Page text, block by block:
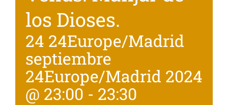
Patrocinadores
Tiendalos Dioses.
24 24Europe/Madrid
septiembre
24Europe/Madrid 2024
@ 23:00 - 23:30